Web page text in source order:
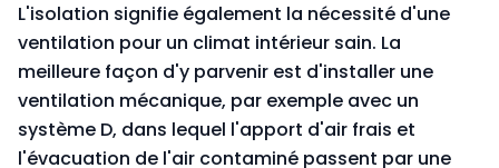
L'isolation signifie également la nécessité d'une
ventilation pour un climat intérieur sain. La
meilleure façon d'y parvenir est d'installer une
ventilation mécanique, par exemple avec un
système D, dans lequel l'apport d'air frais et
l'évacuation de l'air contaminé passent par une